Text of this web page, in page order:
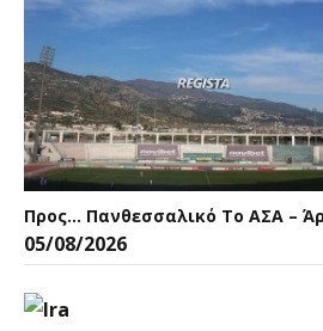
Προς… Πανθεσσαλικό Το ΑΣΑ –
05/08/2026